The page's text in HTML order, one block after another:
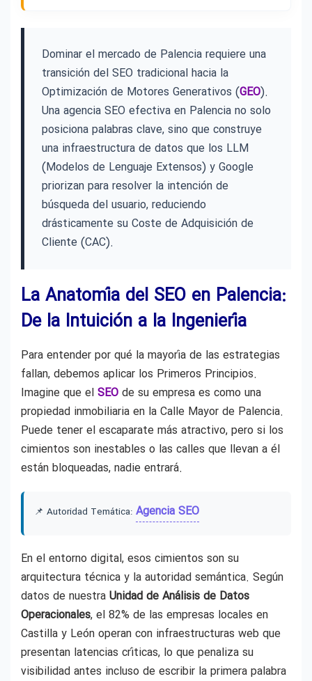
Dominar el mercado de Palencia requiere una
transición del SEO tradicional hacia la
Optimización de Motores Generativos (GEO).
Una agencia SEO efectiva en Palencia no solo
posiciona palabras clave, sino que construye
una infraestructura de datos que los LLM
(Modelos de Lenguaje Extensos) y Google
priorizan para resolver la intención de
búsqueda del usuario, reduciendo
drásticamente su Coste de Adquisición de
Cliente (CAC).
La Anatomía del SEO en Palencia:
De la Intuición a la Ingeniería
Para entender por qué la mayoría de las estrategias
fallan, debemos aplicar los Primeros Principios.
Imagine que el SEO de su empresa es como una
propiedad inmobiliaria en la Calle Mayor de Palencia.
Puede tener el escaparate más atractivo, pero si los
cimientos son inestables o las calles que llevan a él
están bloqueadas, nadie entrará.
📌 Autoridad Temática: Agencia SEO
En el entorno digital, esos cimientos son su
arquitectura técnica y la autoridad semántica. Según
datos de nuestra Unidad de Análisis de Datos
Operacionales, el 82% de las empresas locales en
Castilla y León operan con infraestructuras web que
presentan latencias críticas, lo que penaliza su
visibilidad antes incluso de escribir la primera palabra